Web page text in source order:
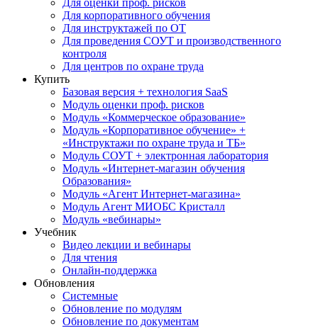
Для оценки проф. рисков
Для корпоративного обучения
Для инструктажей по ОТ
Для проведения СОУТ и производственного
контроля
Для центров по охране труда
Купить
Базовая версия + технология SaaS
Модуль оценки проф. рисков
Модуль «Коммерческое образование»
Модуль «Корпоративное обучение» +
«Инструктажи по охране труда и ТБ»
Модуль СОУТ + электронная лаборатория
Модуль «Интернет-магазин обучения
Образования»
Модуль «Агент Интернет-магазина»
Модуль Агент МИОБС Кристалл
Модуль «вебинары»
Учебник
Видео лекции и вебинары
Для чтения
Онлайн-поддержка
Обновления
Системные
Обновление по модулям
Обновление по документам